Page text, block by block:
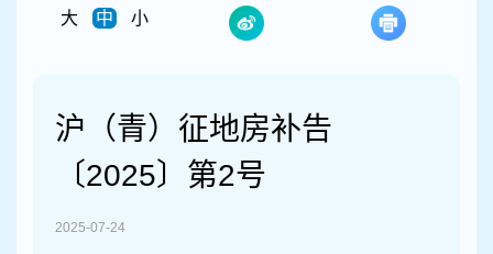
大
中 小
沪（青）征地房补告
〔2025〕第2号
2025-07-24